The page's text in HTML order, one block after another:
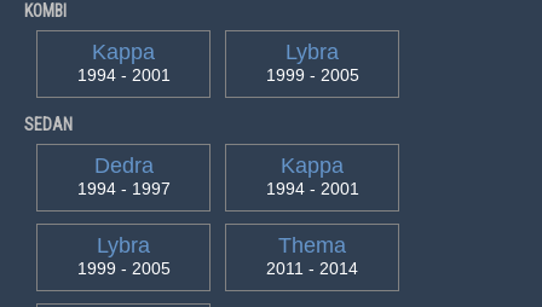
KOMBI
Kappa
1994 - 2001
Lybra
1999 - 2005
SEDAN
Dedra
1994 - 1997
Kappa
1994 - 2001
Lybra
1999 - 2005
Thema
2011 - 2014